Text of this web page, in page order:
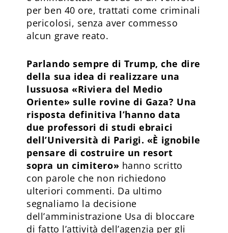
per ben 40 ore, trattati come criminali
pericolosi, senza aver commesso
alcun grave reato.
Parlando sempre di Trump, che dire
della sua idea di realizzare una
lussuosa «Riviera del Medio
Oriente» sulle rovine di Gaza? Una
risposta definitiva l’hanno data
due professori di studi ebraici
dell’Università di Parigi. «È ignobile
pensare di costruire un resort
sopra un cimitero» hanno scritto
con parole che non richiedono
ulteriori commenti. Da ultimo
segnaliamo la decisione
dell’amministrazione Usa di bloccare
di fatto l’attività dell’agenzia per gli